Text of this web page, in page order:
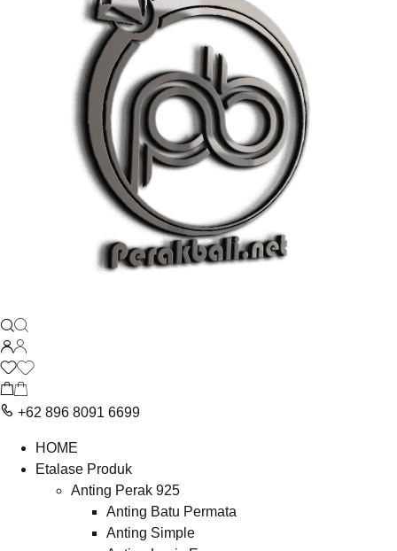
+62 896 8091 6699
HOME
Etalase Produk
Anting Perak 925
Anting Batu Permata
Anting Simple